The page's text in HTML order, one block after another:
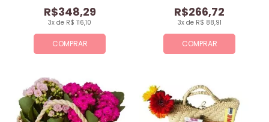
COMPRAR
3x de R$ 116,10
R$348,29
COMPRAR
3x de R$ 88,91
R$266,72